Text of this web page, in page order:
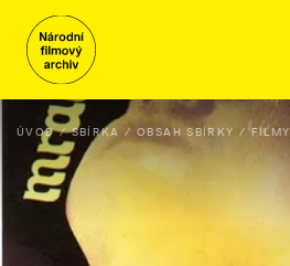
ÚVOD SBÍRKA OBSAH SBÍRKY FILMY